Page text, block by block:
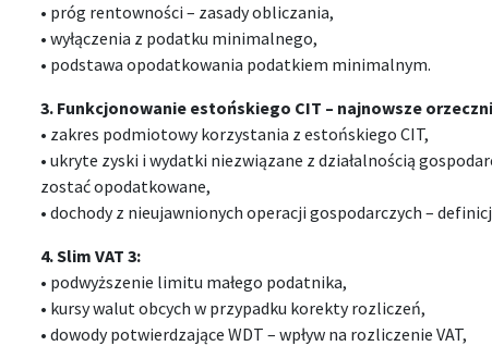
• próg rentowności – zasady obliczania,
• wyłączenia z podatku minimalnego,
• podstawa opodatkowania podatkiem minimalnym.
3. Funkcjonowanie estońskiego CIT – najnowsze
• zakres podmiotowy korzystania z estońskiego CIT,
• ukryte zyski i wydatki niezwiązane z działalnością
zostać opodatkowane,
• dochody z nieujawnionych operacji gospodarczych –
4. Slim VAT 3:
• podwyższenie limitu małego podatnika,
• kursy walut obcych w przypadku korekty rozliczeń,
• dowody potwierdzające WDT – wpływ na rozliczenie VAT,